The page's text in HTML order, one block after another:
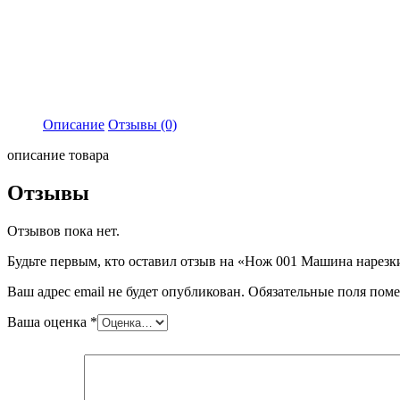
Описание Отзывы (0)
описание товара
Отзывы
Отзывов пока нет.
Будьте первым, кто оставил отзыв на «Нож 001 Машина
Ваш адрес email не будет опубликован. Обязательные поля
Ваша оценка *